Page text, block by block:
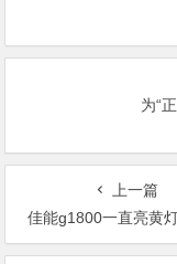
为“
上一篇
佳能g1800一直亮黄灯,如果您解决食的问题不了